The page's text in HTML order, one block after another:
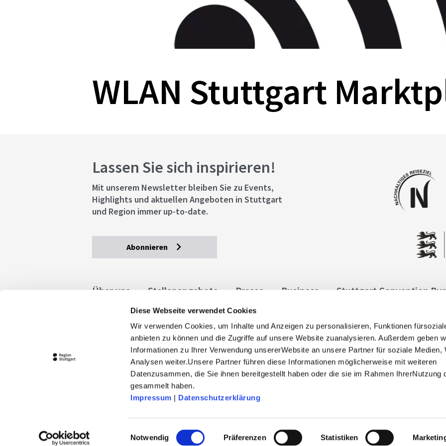
Diese Webseite verwendet Cookies
Wir verwenden Cookies, um Inhalte und Anzeigen zu personalisieren, Funktionen
anbieten zu können und die Zugriffe auf unsere Website zuanalysieren. Außerdem geben
Informationen zu Ihrer Verwendung unsererWebsite an unsere Partner für soziale Medien,
Analysen weiter.Unsere Partner führen diese Informationen möglicherweise mit weiteren
Datenzusammen, die Sie ihnen bereitgestellt haben oder die sie im Rahmen IhrerNutzung
gesammelt haben.
Impressum | Datenschutzerklärung
Einwilligungsauswahl
Notwendig Präferenzen Statistiken
WLAN Stuttgart
Lassen Sie sich inspirieren!
Mit unserem Newsletter bleiben Sie zu Events,
Highlights und aktuellen Angeboten in Stuttgart
und Region immer up-to-date.
Abonnieren
Über uns Stellenangebote Presse Business
Stuttgart Convention
Allgemeine Geschäftsbedingungen
stuttgart.de
Barrierefreiheit
© 2026 Stuttgart-Marketing GmbH, info@stuttgart-tourist.de
stuttgart-tourist.de und www.erlebnisregion-stuttgart.de sind die offiziellen Websites des
Landeshauptstadt Stuttgart und der Regio Stuttgart Marketing- und Tourismus GmbH.